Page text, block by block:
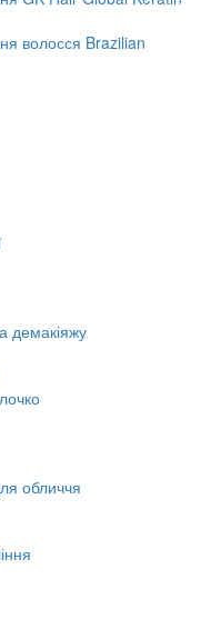
волосся Brazilian
демакіяжу
обличчя